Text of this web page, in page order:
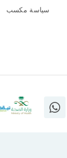
سياسة مكسب